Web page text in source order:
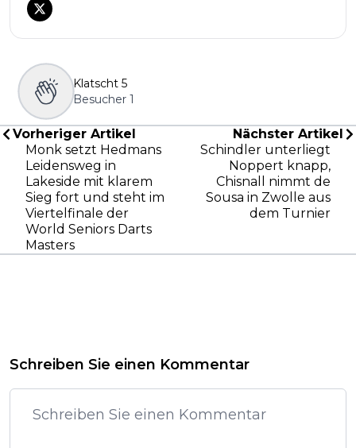
Klatscht 5
Besucher 1
Vorheriger Artikel
Monk setzt Hedmans
Leidensweg in
Lakeside mit klarem
Sieg fort und steht im
Viertelfinale der
World Seniors Darts
Masters
Nächster Artikel
Schindler unterliegt
Noppert knapp,
Chisnall nimmt de
Sousa in Zwolle aus
dem Turnier
Schreiben Sie einen Kommentar